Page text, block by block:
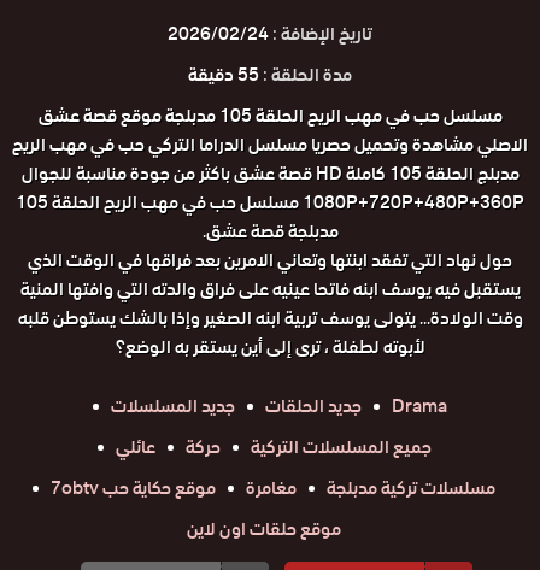
تاريخ الإضافة :2026/02/24
مدة الحلقة :55 دقيقة
مسلسل حب في مهب الريح الحلقة 105 مدبلجة موقع قصة عشق
الاصلي مشاهدة وتحميل حصريا مسلسل الدراما التركي حب في مهب الريح
مدبلج الحلقة 105 كاملة HD قصة عشق باكثر من جودة مناسبة للجوال
1080P+720P+480P+360P مسلسل حب في مهب الريح الحلقة 105
مدبلجة قصة عشق.
حول نهاد التي تفقد ابنتها وتعاني الامرين بعد فراقها في الوقت الذي
يستقبل فيه يوسف ابنه فاتحا عينيه على فراق والدته التي وافتها المنية
وقت الولادة... يتولى يوسف تربية ابنه الصغير وإذا بالشك يستوطن قلبه
لأبوته لطفلة ، ترى إلى أين يستقر به الوضع؟
Drama
جديد الحلقات
جديد المسلسلات
جميع المسلسلات التركية
حركة
عائلي
مسلسلات تركية مدبلجة
مغامرة
موقع حكاية حب 7obtv
موقع حلقات اون لاين